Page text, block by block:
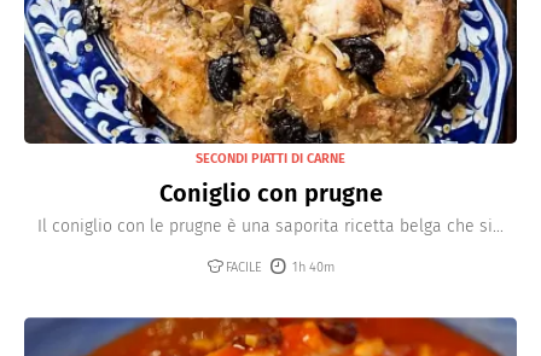
SECONDI PIATTI DI CARNE
Coniglio con prugne
Il coniglio con le prugne è una saporita ricetta belga che si...
FACILE 1h 40m